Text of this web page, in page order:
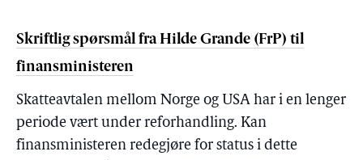
Skriftlig spørsmål fra Hilde Grande (FrP) til
finansministeren
Skatteavtalen mellom Norge og USA har i en lenger
periode vært under reforhandling. Kan
finansministeren redegjøre for status i dette